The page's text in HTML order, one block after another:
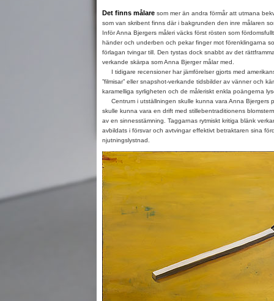
Det finns målaresom mer än andra förmår att utmana
som van skribent finns där i bakgrunden den inre målaren
Inför Anna Bjergers måleri väcks först rösten som
händer och underben och pekar finger mot förenklingarna
förlagan tvingar till. Den tystas dock snabbt av det
verkande skärpa som Anna Bjerger målar med.
I tidigare recensioner har jämförelser gjorts med
”filmisar” eller snapshot-verkande tidsbilder av vänner och
karamelliga syrligheten och de måleriskt enkla poängerna
Centrum i utställningen skulle kunna vara Anna Bjergers
skulle kunna vara en drift med stillebentraditionens
av en sinnesstämning. Taggarnas rytmiskt kritiga blänk
avbildats i försvar och avtvingar effektivt betraktaren sina
njutningslystnad.